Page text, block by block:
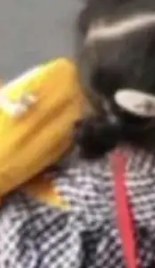
周
名
大学
、音
商品
支出
项目
行长
。这
时间
里
而
或
Dela
国的
代，
"buil
个判
是
个模
程师
案几
写程
智能
age
点很
的自
关的
到它
日，
相
Har
态模